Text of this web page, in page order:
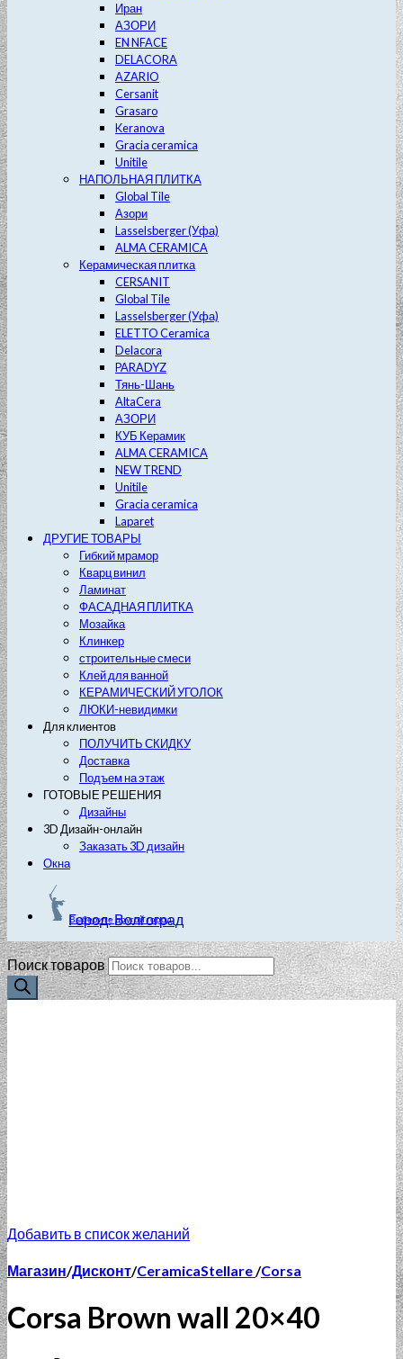
Иран
АЗОРИ
EN NFACE
DELACORA
AZARIO
Cersanit
Grasaro
Keranova
Gracia ceramica
Unitile
НАПОЛЬНАЯ ПЛИТКА
Global Tile
Азори
Lasselsberger (Уфа)
ALMA CERAMICA
Керамическая плитка
CERSANIT
Global Tile
Lasselsberger (Уфа)
ELETTO Ceramica
Delacora
PARADYZ
Тянь-Шань
AltaCera
АЗОРИ
КУБ Керамик
ALMA CERAMICA
NEW TREND
Unitile
Gracia ceramica
Laparet
ДРУГИЕ ТОВАРЫ
Гибкий мрамор
Кварц винил
Ламинат
ФАСАДНАЯ ПЛИТКА
Мозайка
Клинкер
строительные смеси
Клей для ванной
КЕРАМИЧЕСКИЙ УГОЛОК
ЛЮКИ-невидимки
Для клиентов
ПОЛУЧИТЬ СКИДКУ
Доставка
Подъем на этаж
ГОТОВЫЕ РЕШЕНИЯ
Дизайны
3D Дизайн-онлайн
Заказать 3D дизайн
Окна
Город: Волгоград
Выберите другой город
Поиск товаров
Добавить в список желаний
Магазин/Дисконт/CeramicaStellare/Corsa
Corsa Brown wall 20×40